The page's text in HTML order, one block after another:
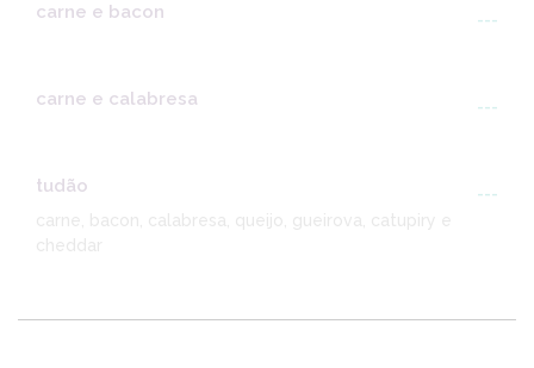
carne e bacon ---
carne e calabresa ---
tudão
---
carne, bacon, calabresa, queijo, gueirova, catupiry e
cheddar